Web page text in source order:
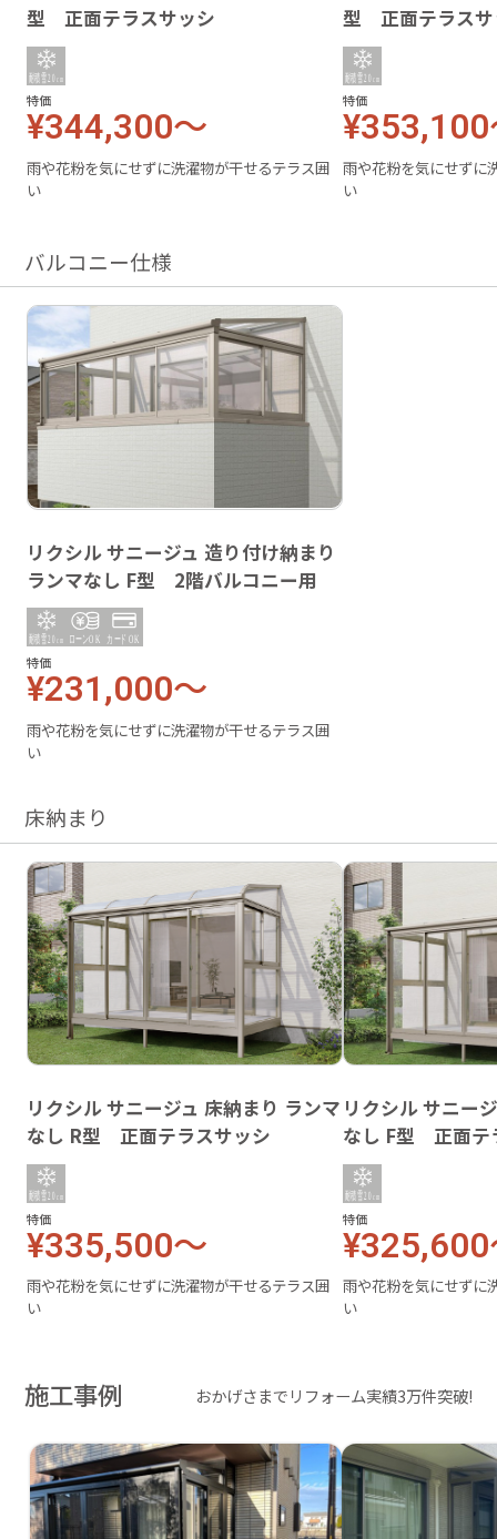
型 正面テラスサッシ
特価
¥344,300～
雨や花粉を気にせずに洗濯物が干せるテラス囲
い
型 正面テラスサ
特価
雨や花粉を気にせずに
い
バルコニー仕様
リクシル サニージュ 造り付け納まり
ランマなし F型 2階バルコニー用
特価
¥231,000～
雨や花粉を気にせずに洗濯物が干せるテラス囲
い
床納まり
リクシル サニージュ 床納まり ランマ
なし R型 正面テラスサッシ
特価
¥335,500～
雨や花粉を気にせずに洗濯物が干せるテラス囲
い
リクシル サニー
なし F型 正面テ
特価
雨や花粉を気にせずに
い
施工事例 おかげさまでリフォーム実績3万件突破!